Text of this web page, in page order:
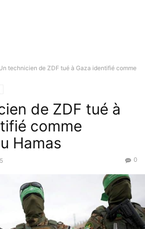
technicien de ZDF tué à Gaza identifié comme
de ZDF tué à
comme
Hamas
0